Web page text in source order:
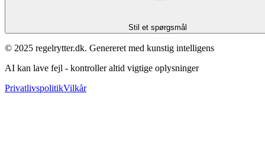
Stil et spørgsmål
© 2025 regelrytter.dk. Genereret med kunstig intelligens
AI kan lave fejl - kontroller altid vigtige oplysninger
PrivatlivspolitikVilkår